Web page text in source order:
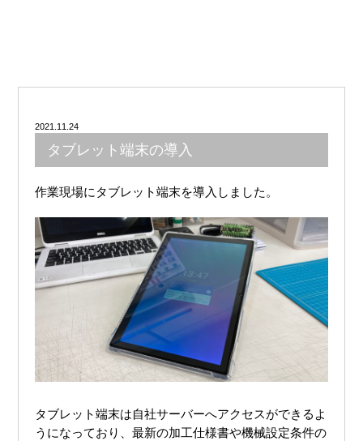
2021.11.24
タブレット端末の導入
タブレット端末は自社サーバーへアクセスができるよ
うになっており、最新の加工仕様書や機械設定条件の